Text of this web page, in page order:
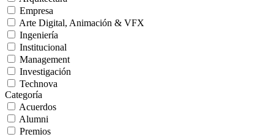
Empresa
Arte Digital, Animación & VFX
Ingeniería
Institucional
Management
Investigación
Technova
Categoría
Acuerdos
Alumni
Premios